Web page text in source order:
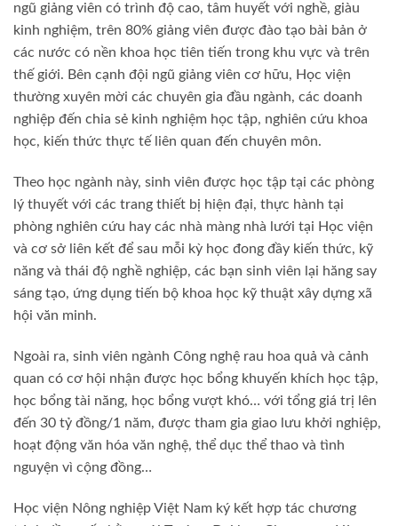
ngũ giảng viên có trình độ cao, tâm huyết với nghề, giàu
kinh nghiệm, trên 80% giảng viên được đào tạo bài bản ở
các nước có nền khoa học tiên tiến trong khu vực và trên
thế giới. Bên cạnh đội ngũ giảng viên cơ hữu, Học viện
thường xuyên mời các chuyên gia đầu ngành, các doanh
nghiệp đến chia sẻ kinh nghiệm học tập, nghiên cứu khoa
học, kiến thức thực tế liên quan đến chuyên môn.
Theo học ngành này, sinh viên được học tập tại các phòng
lý thuyết với các trang thiết bị hiện đại, thực hành tại
phòng nghiên cứu hay các nhà màng nhà lưới tại Học viện
và cơ sở liên kết để sau mỗi kỳ học đong đầy kiến thức, kỹ
năng và thái độ nghề nghiệp, các bạn sinh viên lại hăng say
sáng tạo, ứng dụng tiến bộ khoa học kỹ thuật xây dựng xã
hội văn minh.
Ngoài ra, sinh viên ngành Công nghệ rau hoa quả và cảnh
quan có cơ hội nhận được học bổng khuyến khích học tập,
học bổng tài năng, học bổng vượt khó… với tổng giá trị lên
đến 30 tỷ đồng/1 năm, được tham gia giao lưu khởi nghiệp,
hoạt động văn hóa văn nghệ, thể dục thể thao và tình
nguyện vì cộng đồng…
Học viện Nông nghiệp Việt Nam ký kết hợp tác chương